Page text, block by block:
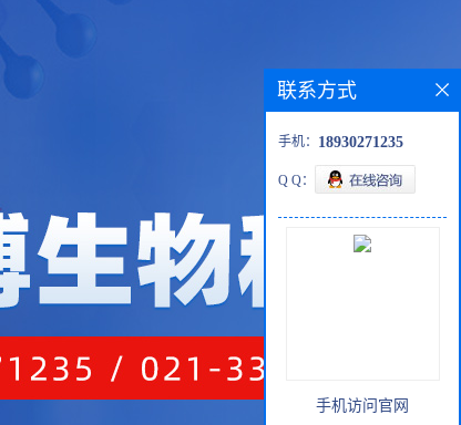
联系方式
手机： 18930271235
Q Q：
手机访问官网